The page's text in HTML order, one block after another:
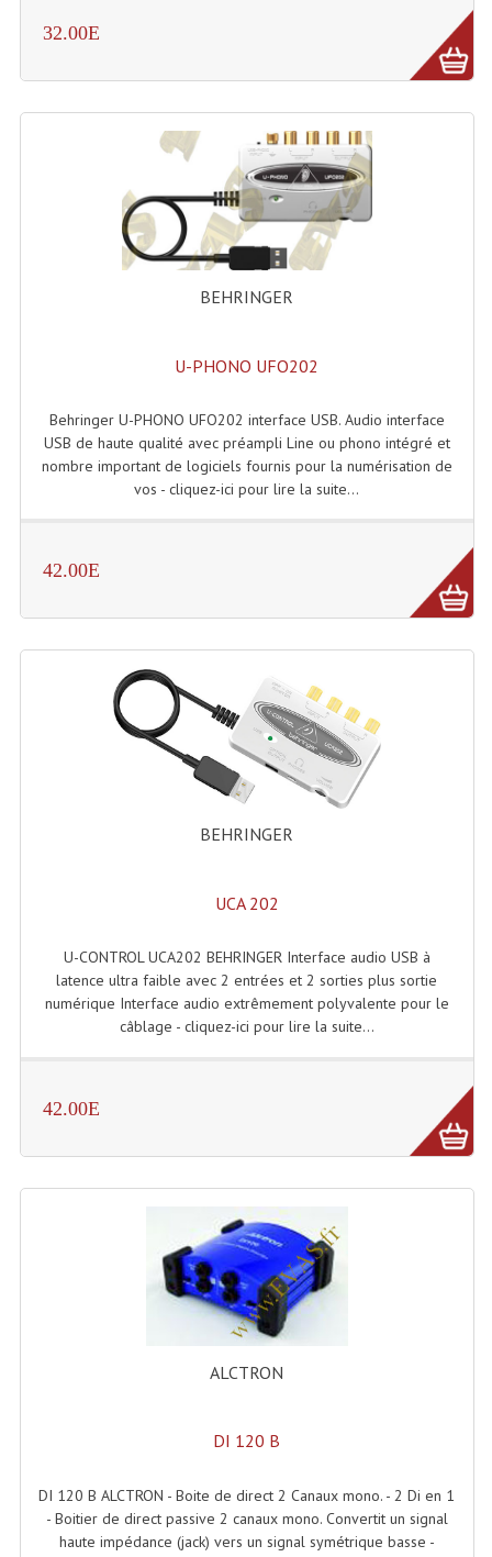
Lecteurs Cd À Plats Lecteur MP3
Lecteurs Double Cd Mixage Intégrée
Lecteurs Double Cd MP3
Digital Package Et Logiciel
Enregistreur Numérique
Platines Dvd Pour Dj
Micro Sans Fil HF VHF 200MHZ
Micro Sans Fil HF UHF 800MHZ
Micros De Studio
Peripheriques Traitements Et Accessoires
Portes Voix Mégaphones
Pupitre Pour Discours
Tables De Mixage DJ
Controleurs DJ USB / MP3
Consoles Sono Et Studio
Consoles Numériques
Consoles Amplifiées
Changeurs De Couleurs
Déco Light
32.00E
BEHRINGER
U-PHONO UFO202
Behringer U-PHONO UFO202 interface USB. Audio interface
USB de haute qualité avec préampli Line ou phono intégré et
nombre important de logiciels fournis pour la numérisation de
vos - cliquez-ici pour lire la suite...
42.00E
BEHRINGER
UCA 202
U-CONTROL UCA202 BEHRINGER Interface audio USB à
latence ultra faible avec 2 entrées et 2 sorties plus sortie
numérique Interface audio extrêmement polyvalente pour le
câblage - cliquez-ici pour lire la suite...
42.00E
ALCTRON
DI 120 B
DI 120 B ALCTRON - Boite de direct 2 Canaux mono. - 2 Di en 1
- Boitier de direct passive 2 canaux mono. Convertit un signal
haute impédance (jack) vers un signal symétrique basse -